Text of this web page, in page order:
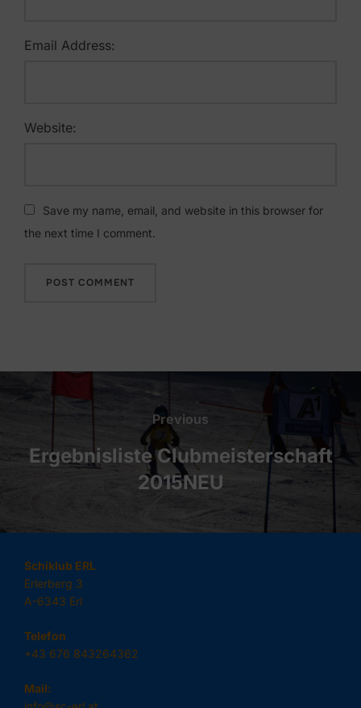
Email Address:
Website:
Save my name, email, and website in this browser for
the next time I comment.
Beitragsnavigation
Previous
Previous
Ergebnisliste Clubmeisterschaft
2015NEU
Schiklub ERL
Erlerberg 3
A-6343 Erl
Telefon
+43 676 843264362
Mail: